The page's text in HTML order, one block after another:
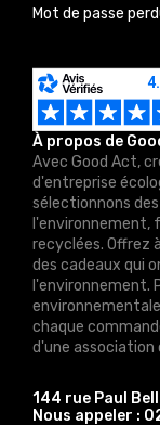
À propos de
Avec Good Act,
d'entreprise
sélectionnons
l'environnement,
recyclées. Offrez
des cadeaux qui
l'environnement.
chaque
d'une association
144 rue Paul
Nous appeler :
Mot de passe